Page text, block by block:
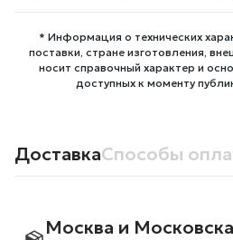
* Информация о технических
поставки, стране изготовления,
носит справочный характер и
доступных к моменту
ДоставкаСпособы
Москва и